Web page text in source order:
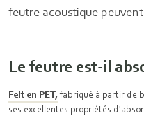
feutre acoustique
Le feutre est-il
Felt en PET,fabriqué à partir de
ses excellentes propriétés